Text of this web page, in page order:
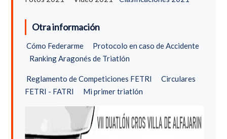
Otra información
Cómo Federarme
Protocolo en caso de Accidente
Ranking Aragonés de Triatlón
Reglamento de Competiciones FETRI
Circulares
FETRI - FATRI
Mi primer triatlón